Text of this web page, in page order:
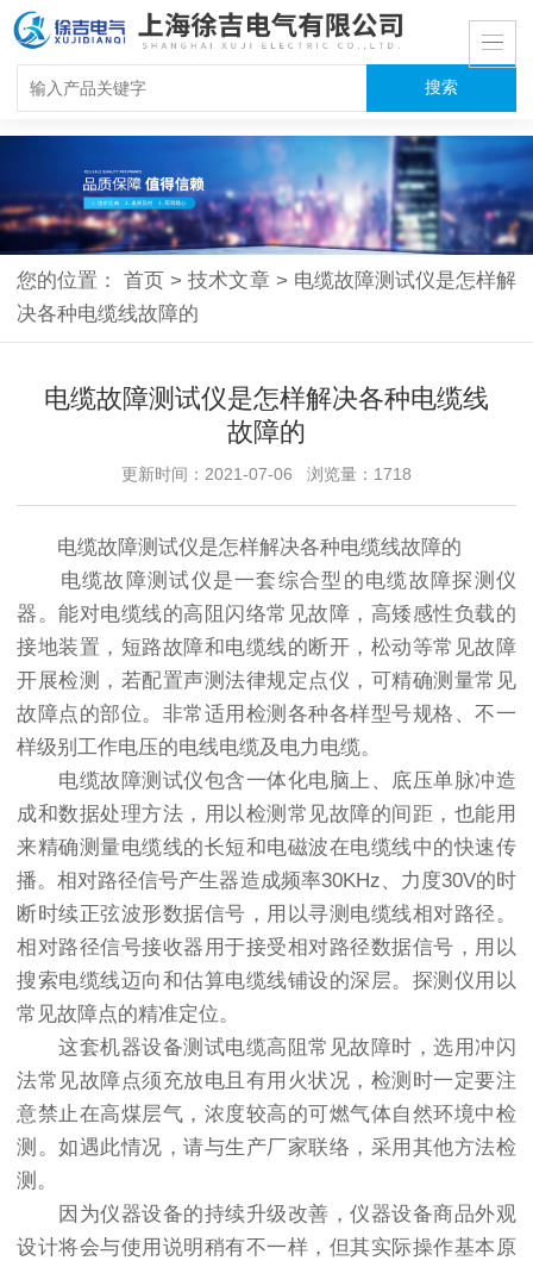
您的位置：首页 > 技术文章 > 电缆故障测试仪是怎样解
决各种电缆线故障的
电缆故障测试仪是怎样解决各种电缆线
故障的
更新时间：2021-07-06 浏览量：1718
电缆故障测试仪是怎样解决各种电缆线故障的
电缆故障测试仪是一套综合型的电缆故障探测仪
器。能对电缆线的高阻闪络常见故障，高矮感性负载的
接地装置，短路故障和电缆线的断开，松动等常见故障
开展检测，若配置声测法律规定点仪，可精确测量常见
故障点的部位。非常适用检测各种各样型号规格、不一
样级别工作电压的电线电缆及电力电缆。
电缆故障测试仪包含一体化电脑上、底压单脉冲造
成和数据处理方法，用以检测常见故障的间距，也能用
来精确测量电缆线的长短和电磁波在电缆线中的快速传
播。相对路径信号产生器造成频率30KHz、力度30V的时
断时续正弦波形数据信号，用以寻测电缆线相对路径。
相对路径信号接收器用于接受相对路径数据信号，用以
搜索电缆线迈向和估算电缆线铺设的深层。探测仪用以
常见故障点的精准定位。
这套机器设备测试电缆高阻常见故障时，选用冲闪
法常见故障点须充放电且有用火状况，检测时一定要注
意禁止在高煤层气，浓度较高的可燃气体自然环境中检
测。如遇此情况，请与生产厂家联络，采用其他方法检
测。
因为仪器设备的持续升级改善，仪器设备商品外观
设计将会与使用说明稍有不一样，但其实际操作基本原